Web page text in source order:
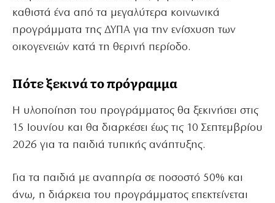
καθιστά ένα από τα μεγαλύτερα κοινωνικά
προγράμματα της ΔΥΠΑ για την ενίσχυση των
οικογενειών κατά τη θερινή περίοδο.
Πότε ξεκινά το πρόγραμμα
Η υλοποίηση του προγράμματος θα ξεκινήσει στις
15 Ιουνίου και θα διαρκέσει έως τις 10 Σεπτεμβρίου
2026 για τα παιδιά τυπικής ανάπτυξης.
Για τα παιδιά με αναπηρία σε ποσοστό 50% και
άνω, η διάρκεια του προγράμματος επεκτείνεται